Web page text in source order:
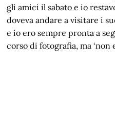
gli amici il sabato e io
doveva andare a visitare i
e io ero sempre pronta a
corso di fotografia, ma ‘non